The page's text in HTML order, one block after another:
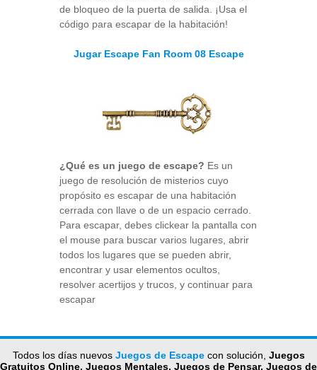
de bloqueo de la puerta de salida. ¡Usa el
código para escapar de la habitación!
Jugar Escape Fan Room 08 Escape
¿Qué es un juego de escape? Es un
juego de resolución de misterios cuyo
propósito es escapar de una habitación
cerrada con llave o de un espacio cerrado.
Para escapar, debes clickear la pantalla con
el mouse para buscar varios lugares, abrir
todos los lugares que se pueden abrir,
encontrar y usar elementos ocultos,
resolver acertijos y trucos, y continuar para
escapar
Todos los días nuevos Juegos de Escapecon solución, Juegos
Gratuitos Online, Juegos Mentales, Juegos de Pensar, Juegos de